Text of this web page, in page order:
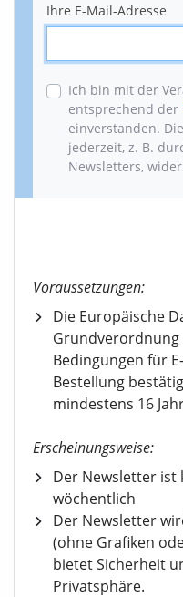
Ihre E-Mail-Adresse
Ich bin mit der
entsprechend der
einverstanden.
jederzeit, z. B.
Newsletters,
Voraussetzungen:
Die Europäische
Grundverordnung
Bedingungen für
Bestellung
mindestens 16
Erscheinungsweise:
Der Newsletter
wöchentlich
Der Newsletter
(ohne Grafiken
bietet Sicherheit
Privatsphäre.